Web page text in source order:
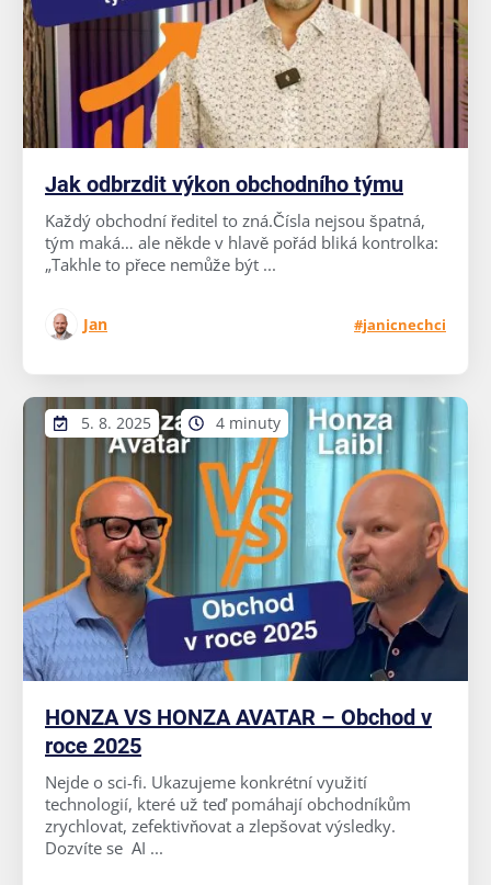
Jak odbrzdit výkon obchodního týmu
Každý obchodní ředitel to zná.Čísla nejsou špatná,
tým maká… ale někde v hlavě pořád bliká kontrolka:
„Takhle to přece nemůže být ...
Jan #janicnechci
5. 8. 2025 4 minuty
HONZA VS HONZA AVATAR – Obchod v
roce 2025
Nejde o sci-fi. Ukazujeme konkrétní využití
technologií, které už teď pomáhají obchodníkům
zrychlovat, zefektivňovat a zlepšovat výsledky.
Dozvíte se AI ...